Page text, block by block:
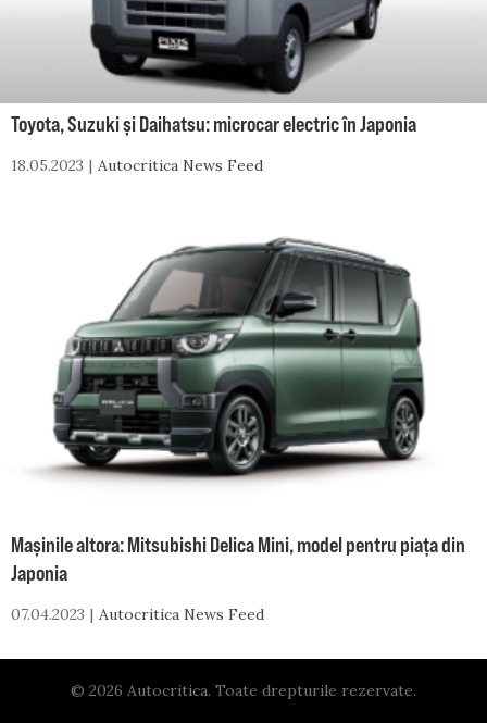
Toyota, Suzuki și Daihatsu: microcar electric în Japonia
18.05.2023 Autocritica News Feed
Mașinile altora: Mitsubishi Delica Mini, model pentru piața din
Japonia
07.04.2023 Autocritica News Feed
© 2026 Autocritica. Toate drepturile rezervate.